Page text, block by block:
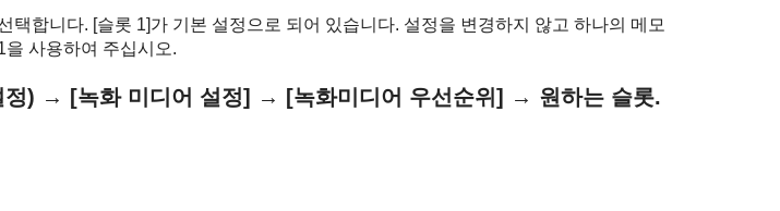
택합니다. [슬롯 1]가 기본 설정으로 되어 있습니다. 설정을 변경하지 않고 하나의 메모
사용하여 주십시오.
정) → [녹화 미디어 설정] → [녹화미디어 우선순위] → 원하는 슬롯.